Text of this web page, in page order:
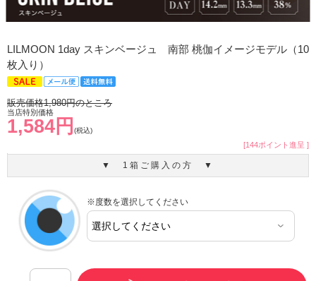
LILMOON 1day スキンベージュ 南部 桃伽イメージモデル（10
枚入り）
販売価格1,980円のところ
当店特別価格
1,584円 (税込)
[144ポイント進呈 ]
▼ 1箱ご購入の方 ▼
※度数を選択してください